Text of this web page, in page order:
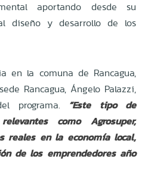
aportando desde su
diseño y desarrollo de los
en la comuna de Rancagua,
Rancagua, Ángelo Palazzi,
programa. “Este tipo de
como Agrosuper,
reales en la economía local,
de los emprendedores año